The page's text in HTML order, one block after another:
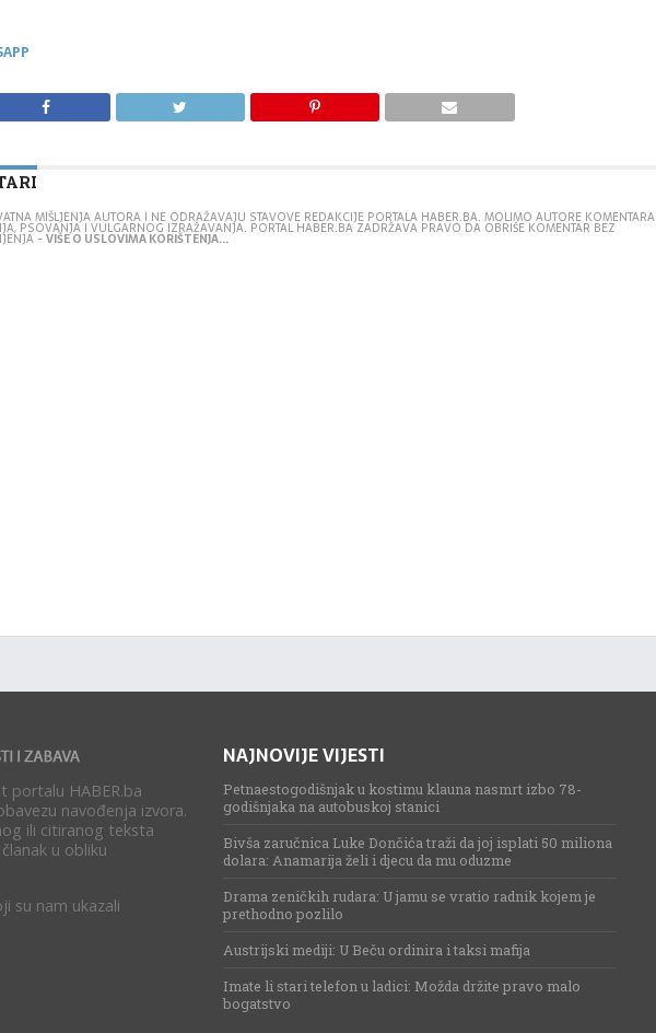
MIŠLJENJA AUTORA I NE ODRAŽAVAJU STAVOVE REDAKCIJE PORTALA HABER.BA. MOLIMO AUTORE KOMENTARA
PSOVANJA I VULGARNOG IZRAŽAVANJA. PORTAL HABER.BA ZADRŽAVA PRAVO DA OBRIŠE KOMENTAR BEZ
-VIŠE O USLOVIMA KORIŠTENJA...
portalu HABER.ba
navođenja izvora.
ili citiranog teksta
u obliku
su nam ukazali
NAJNOVIJE VIJESTI
Petnaestogodišnjak u kostimu klauna nasmrt izbo 78-
godišnjaka na autobuskoj stanici
Bivša zaručnica Luke Dončića traži da joj isplati 50 miliona
dolara: Anamarija želi i djecu da mu oduzme
Drama zeničkih rudara: U jamu se vratio radnik kojem je
prethodno pozlilo
Austrijski mediji: U Beču ordinira i taksi mafija
Imate li stari telefon u ladici: Možda držite pravo malo
bogatstvo